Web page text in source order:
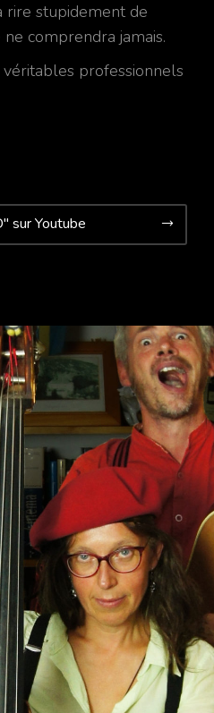
stupidement de
comprendra jamais.
professionnels
sur Youtube